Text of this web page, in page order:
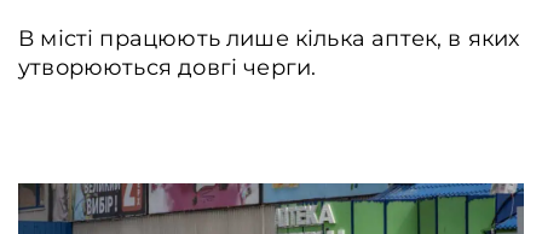
В місті працюють лише кілька аптек, в яких
утворюються довгі черги.